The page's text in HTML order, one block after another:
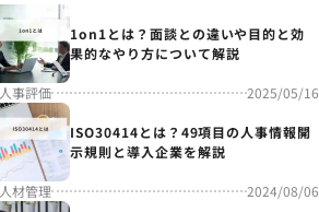
1on1とは？面談との違いや目的と効
果的なやり方について解説
人事評価 2025/05/16
ISO30414とは？49項目の人事情報開
示規則と導入企業を解説
人材管理 2024/08/06